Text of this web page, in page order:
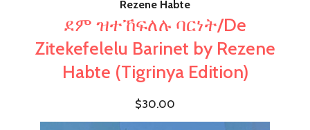
Rezene Habte
ደም ዝተኸፍለሉ ባርነት/De
Zitekefelelu Barinet by Rezene
Habte (Tigrinya Edition)
$30.00